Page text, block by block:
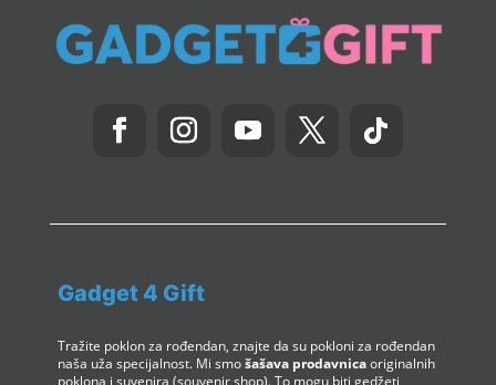
Gadget 4 Gift
Tražite poklon za rođendan, znajte da su pokloni za rođendan
naša uža specijalnost. Mi smošašava prodavnicaoriginalnih
poklona i suvenira (souvenir shop). To mogu biti gedžeti,